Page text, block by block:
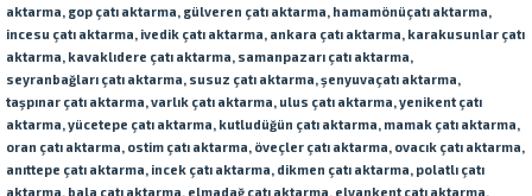
aktarma, gop çatı aktarma, gülveren çatı aktarma, hamamönüçatı aktarma,
incesu çatı aktarma, ivedik çatı aktarma, ankara çatı aktarma, karakusunlar çatı
aktarma, kavaklıdere çatı aktarma, samanpazarı çatı aktarma,
seyranbağları çatı aktarma, susuz çatı aktarma, şenyuvaçatı aktarma,
taşpınar çatı aktarma, varlık çatı aktarma, ulus çatı aktarma, yenikentçatı
aktarma, yücetepe çatı aktarma, kutludüğün çatı aktarma, mamak çatı aktarma,
oran çatı aktarma, ostim çatı aktarma, öveçler çatı aktarma, ovacık çatı aktarma,
anıttepe çatı aktarma, incek çatı aktarma, dikmen çatı aktarma, polatlı çatı
aktarma, bala çatı aktarma, elmadağ çatı aktarma, elvankentçatı aktarma,